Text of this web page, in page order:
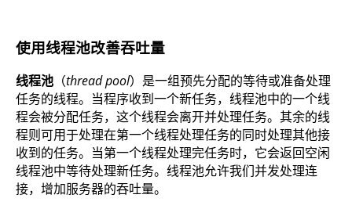
使用线程池改善吞吐量
线程池 （thread pool）是一组预先分配的等待或准备处理
任务的线程。当程序收到一个新任务，线程池中的一个线
程会被分配任务，这个线程会离开并处理任务。其余的线
程则可用于处理在第一个线程处理任务的同时处理其他接
收到的任务。当第一个线程处理完任务时，它会返回空闲
线程池中等待处理新任务。线程池允许我们并发处理连
接，增加服务器的吞吐量。